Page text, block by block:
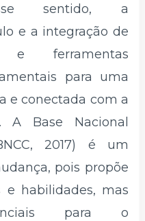
sentido, a
e a integração de
e ferramentas
para uma
e conectada com a
A Base Nacional
2017) é um
pois propõe
e habilidades, mas
para o